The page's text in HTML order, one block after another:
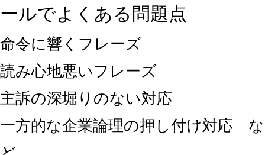
ールでよくある問題点
命令に響くフレーズ
読み心地悪いフレーズ
主訴の深堀りのない対応
一方的な企業論理の押し付け対応 な